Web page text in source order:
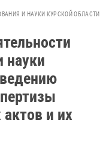
И НАУКИ КУРСКОЙ
науки
и их